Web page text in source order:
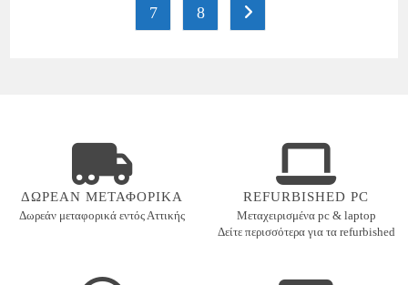
7
8
ΔΩΡΕΑΝ ΜΕΤΑΦΟΡΙΚΑ
Δωρεάν μεταφορικά εντός Αττικής
REFURBISHED PC
Μεταχειρισμένα pc & laptop
Δείτε περισσότερα για τα refurbished